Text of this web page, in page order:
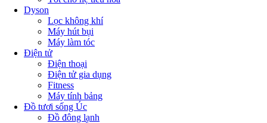
Dyson
Lọc không khí
Máy hút bụi
Máy làm tóc
Điện tử
Điện thoại
Điện tử gia dụng
Fitness
Máy tính bảng
Đồ tươi sống Úc
Đồ đông lạnh